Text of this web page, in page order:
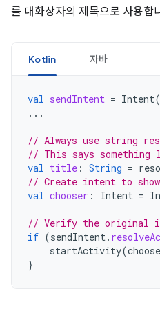
를 대화상자의 제목으로 사용합
Kotlin 자바
val sendIntent = Intent(
...
// Always use string
// This says
val title : String =
// Create intent to
val chooser : Intent =
// Verify the original
if (sendIntent.
startActivity(
}